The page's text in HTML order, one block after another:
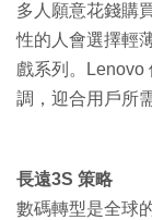
多人願意花錢購
性的人會選擇輕
戲系列。Lenovo
調，迎合用戶所需
長遠3S 策略
數碼轉型是全球